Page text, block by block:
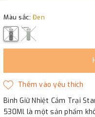
Màu sắc: Đen
Bình Giữ Nhiệt Cắm Trại
530Ml là một sản phẩm